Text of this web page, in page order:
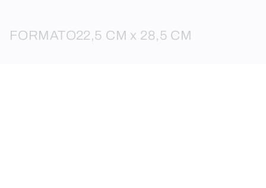
FORMATO22,5 CM x 28,5 CM